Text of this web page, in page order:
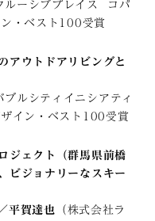
ルーシブプレイス コパ
・ベスト100受賞
アウトドアリビングと
ブルシティイニシアティ
イン・ベスト100受賞
ジェクト（群馬県前橋
ビジョナリーなスキー
平賀達也
（株式会社ラ